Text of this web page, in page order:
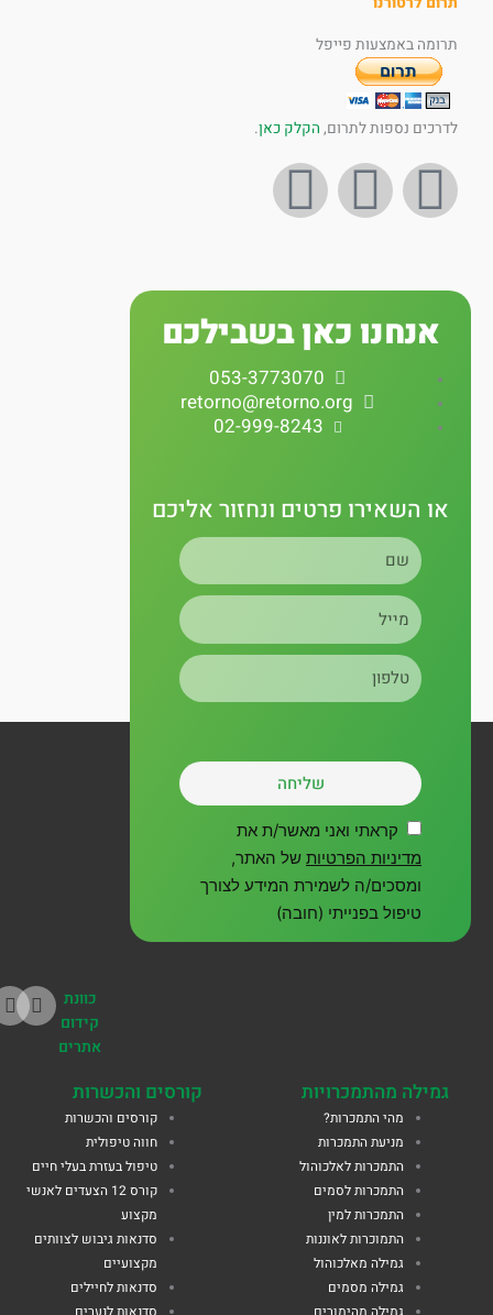
תרומה באמצעות פייפל
לדרכים נספות לתרום,הקלק כאן.
F
c
e
b
o
Y
u
t
u
e
I
s
t
a
r
a
m
אנחנו כאן בשבילכם
053-3773070
retorno@retorno.org
02-999-8243
או השאירו פרטים ונחזור אליכם
טלפון
שליחה
קראתי ואני מאשר/ת את
מדיניות הפרטיותשל האתר,
ומסכים/ה לשמירת המידע לצורך
טיפול בפנייתי (חובה)
כוונת
קידום
אתרים
גמילה מהתמכרויות
מהי התמכרות?
מניעת התמכרות
התמכרות לאלכוהול
התמכרות לסמים
התמכרות למין
התמוכרות לאוננות
גמילה מאלכוהול
גמילה מסמים
קורסים והכשרות
קורסים והכשרות
חווה טיפולית
טיפול בעזרת בעלי חיים
קורס 12 הצעדים לאנשי
מקצוע
סדנאות גיבוש לצוותים
מקצועיים
סדנאות לחיילים